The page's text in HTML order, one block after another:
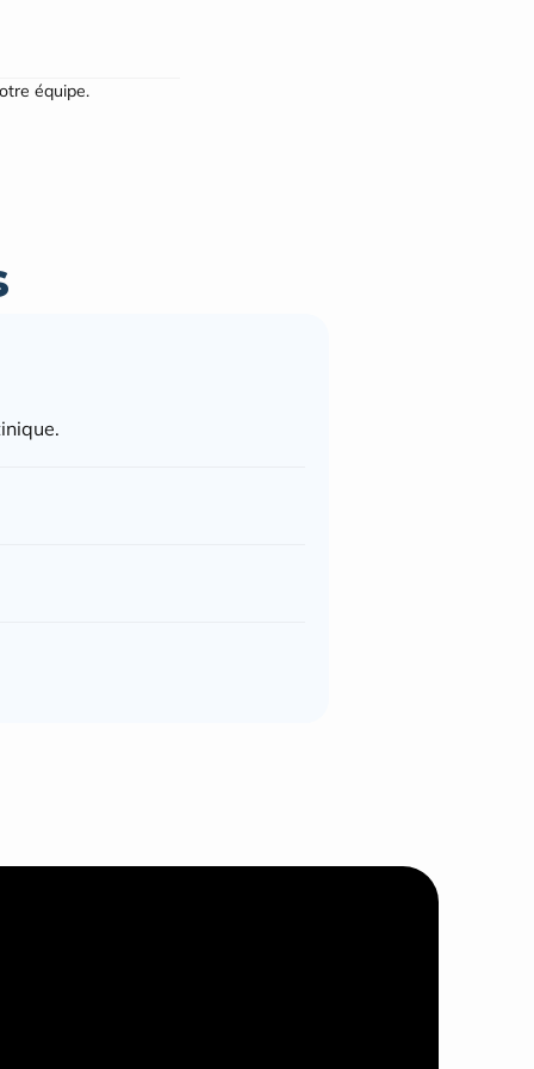
équipe.